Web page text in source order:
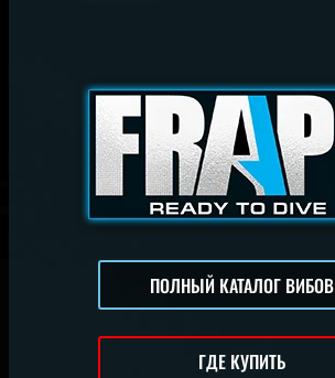
ПОЛНЫЙ КАТАЛОГ ВИБОВ
ГДЕ КУПИТЬ